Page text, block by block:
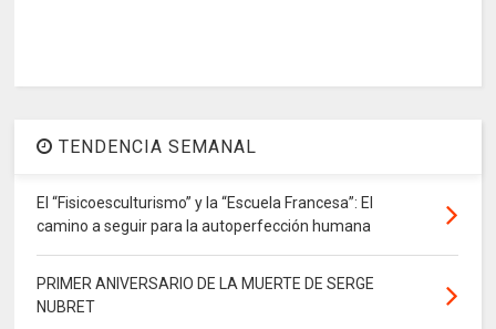
TENDENCIA SEMANAL
El “Fisicoesculturismo” y la “Escuela Francesa”: El
camino a seguir para la autoperfección humana
PRIMER ANIVERSARIO DE LA MUERTE DE SERGE
NUBRET